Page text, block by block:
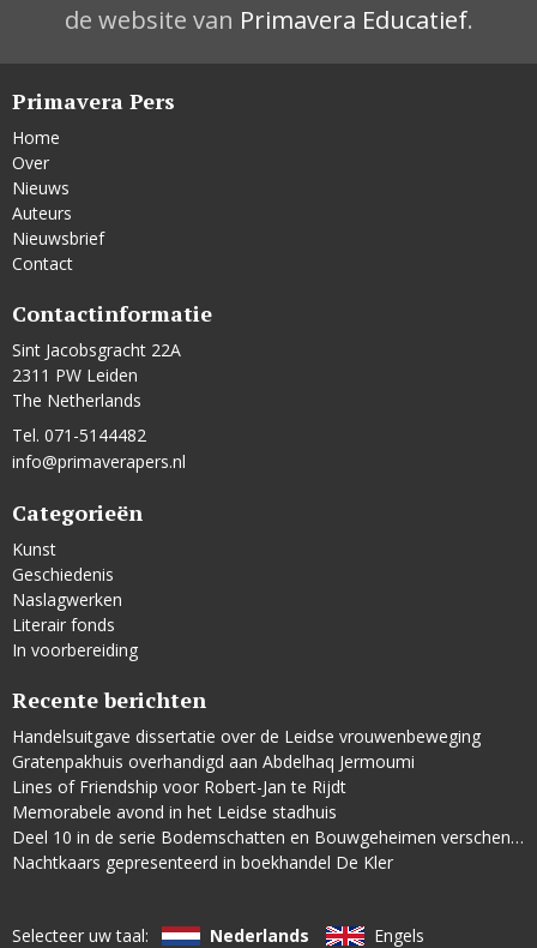
de website van Primavera Educatief.
Primavera Pers
Home
Over
Nieuws
Auteurs
Nieuwsbrief
Contact
Contactinformatie
Sint Jacobsgracht 22A
2311 PW Leiden
The Netherlands
Tel. 071-5144482
info@primaverapers.nl
Categorieën
Kunst
Geschiedenis
Naslagwerken
Literair fonds
In voorbereiding
Recente berichten
Handelsuitgave dissertatie over de Leidse vrouwenbeweging
Gratenpakhuis overhandigd aan Abdelhaq Jermoumi
Lines of Friendship voor Robert-Jan te Rijdt
Memorabele avond in het Leidse stadhuis
Deel 10 in de serie Bodemschatten en Bouwgeheimen verschenen
Nachtkaars gepresenteerd in boekhandel De Kler
Selecteer uw taal: Nederlands Engels